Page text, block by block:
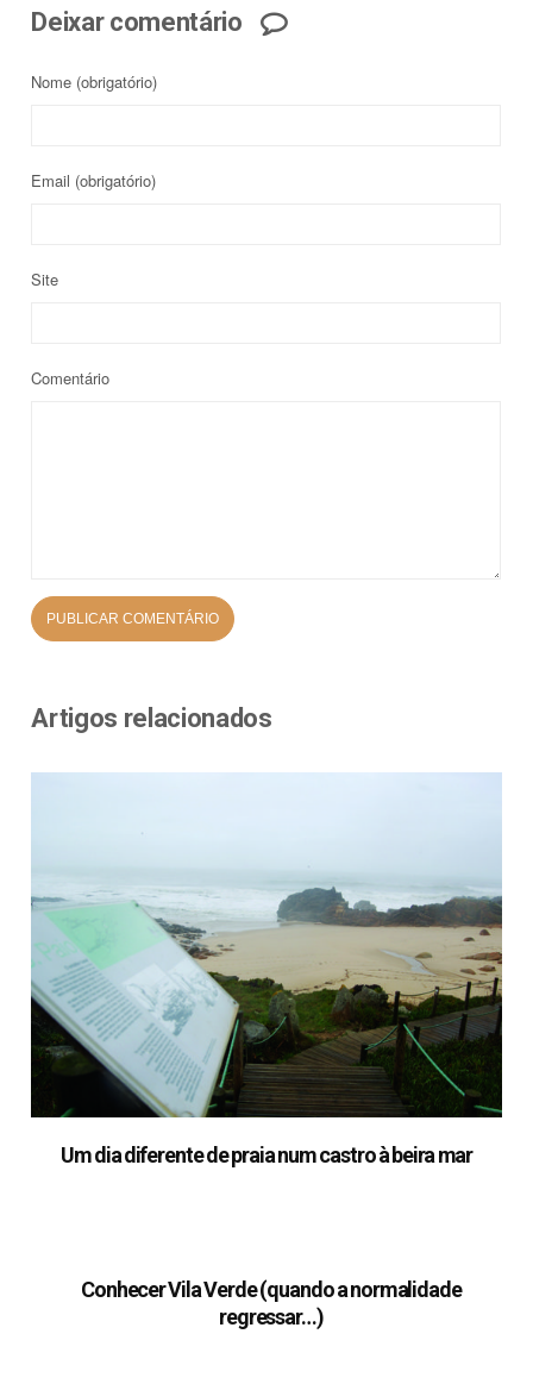
Deixar comentário
Nome (obrigatório)
Email (obrigatório)
Site
Comentário
Artigos relacionados
Um dia diferente de praia num castro à beira mar
Conhecer Vila Verde (quando a normalidade
regressar…)